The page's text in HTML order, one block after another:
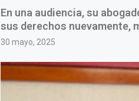
En una audiencia, su
sus derechos nuevamente,
30 mayo, 2025